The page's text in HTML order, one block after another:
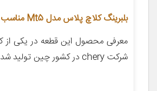
بلبرينگ كلاچ پلاس مدل Mt5 مناسب براي MVM 315
معرفی محصول این قطعه در یکی از
شرکت chery در کشور چین تولید شده است.این قطعه […]